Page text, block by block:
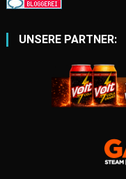
UNSERE PARTNER: